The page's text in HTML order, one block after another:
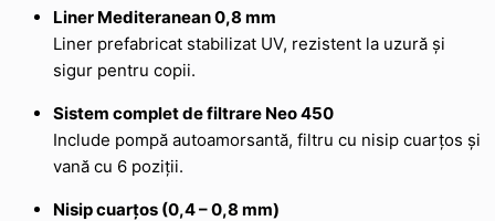
Liner Mediteranean 0,8 mm
Liner prefabricat stabilizat UV, rezistent la uzură și
sigur pentru copii.
Sistem complet de filtrare Neo 450
Include pompă autoamorsantă, filtru cu nisip cuarțos și
vană cu 6 poziții.
Nisip cuarțos (0,4 – 0,8 mm)